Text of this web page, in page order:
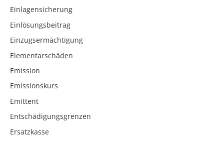
Einlagensicherung
Einlösungsbeitrag
Einzugsermächtigung
Elementarschäden
Emission
Emissionskurs
Emittent
Entschädigungsgrenzen
Ersatzkasse